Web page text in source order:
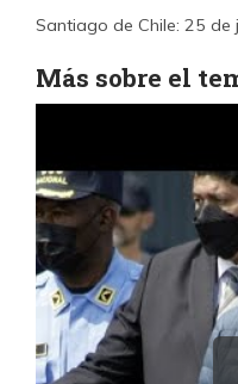
Santiago de Chile: 25 de
Más sobre el